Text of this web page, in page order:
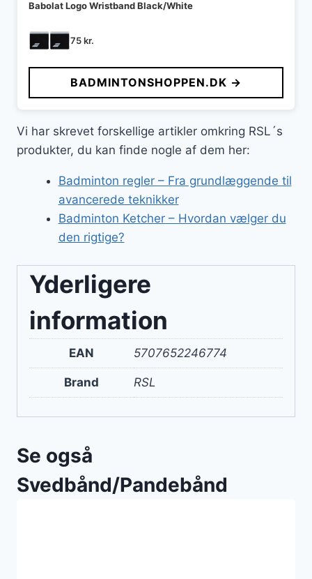
Babolat Logo Wristband Black/White
75kr.
BADMINTONSHOPPEN.DK →
Vi har skrevet forskellige artikler omkring RSL´s
produkter, du kan finde nogle af dem her:
Badminton regler – Fra grundlæggende til
avancerede teknikker
Badminton Ketcher – Hvordan vælger du
den rigtige?
Yderligere
information
EAN 5707652246774
Brand RSL
Se også
Svedbånd/Pandebånd